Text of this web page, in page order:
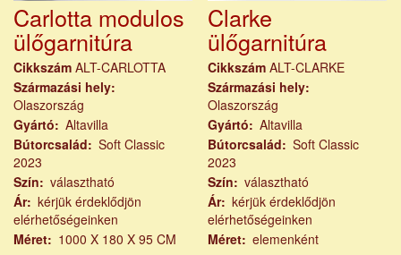
Carlotta modulos
ülőgarnitúra
Cikkszám ALT-CARLOTTA
Származási hely
Olaszország
Gyártó
Altavilla
Bútorcsalád
Soft Classic
2023
Szín
választható
Ár kérjük érdeklődjön
elérhetőségeinken
Méret
1000 X 180 X 95 CM
Clarke
ülőgarnitúra
Cikkszám ALT-CLARKE
Származási hely
Olaszország
Gyártó
Altavilla
Bútorcsalád
Soft Classic
2023
Szín
választható
Ár
kérjük érdeklődjön
elérhetőségeinken
Méret
elemenként